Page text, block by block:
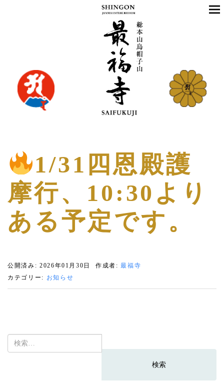
1/31四恩殿護
摩行、10:30より
ある予定です。
公開済み: 2026年01月30日 作成者:最福寺
カテゴリー: お知らせ
検
索: